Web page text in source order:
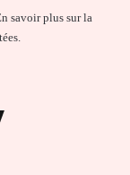
savoir plus sur la
.